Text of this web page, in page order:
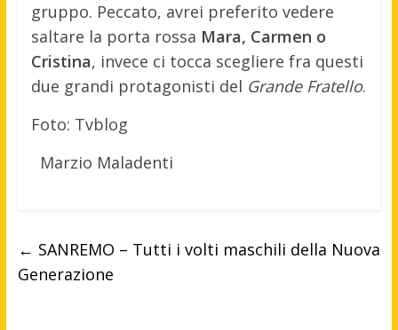
gruppo. Peccato, avrei preferito vedere
saltare la porta rossa Mara, Carmen o
Cristina, invece ci tocca scegliere fra questi
due grandi protagonisti del Grande Fratello.
Foto: Tvblog
Marzio Maladenti
← SANREMO – Tutti i volti maschili della Nuova
Generazione